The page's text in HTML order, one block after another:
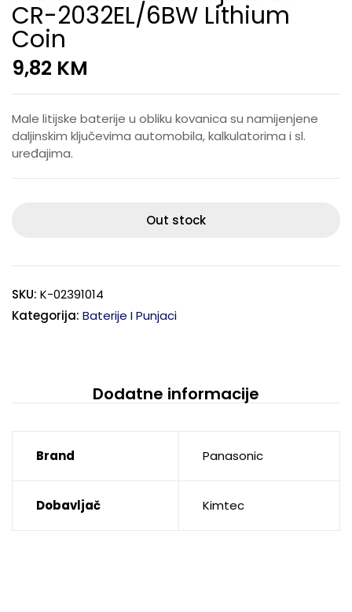
CR-2032EL/6BW Lithium
Coin
9,82 KM
Male litijske baterije u obliku kovanica su namijenjene
daljinskim ključevima automobila, kalkulatorima i sl.
uređajima.
Out stock
SKU: K-02391014
Kategorija: Baterije I Punjaci
Dodatne informacije
Brand Panasonic
Dobavljač Kimtec